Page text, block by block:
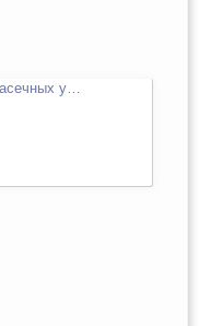
у…